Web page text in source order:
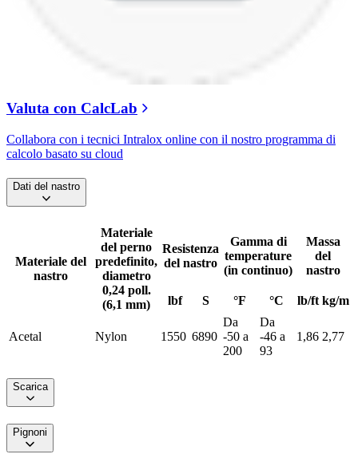
Valuta con CalcLab
Collabora con i tecnici Intralox online con il nostro programma di
calcolo basato su cloud
Dati del nastro
Materiale del
nastro
Materiale
del perno
predefinito,
diametro
0,24 poll.
(6,1 mm)
Resistenza
del nastro
Gamma di
temperature
(in continuo)
Massa
del
nastro
lbf S °F °C lb/ft kg/m
Acetal Nylon 1550 6890
Da
-50 a
200
Da
-46 a
93
1,86 2,77
Scarica
Pignoni